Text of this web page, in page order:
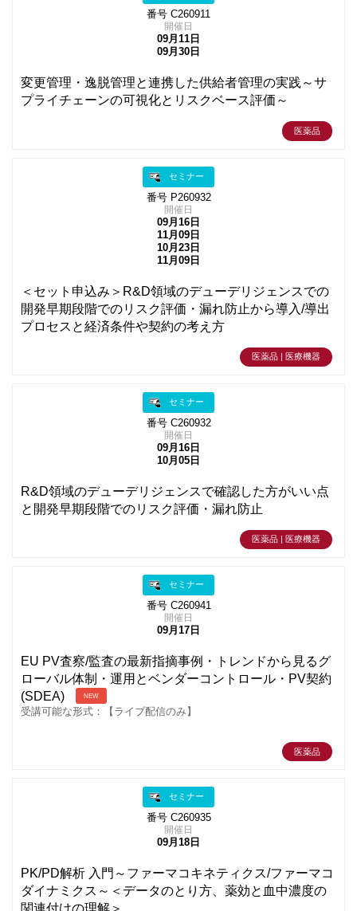
番号 C260911
開催日
09月11日
09月30日
変更管理・逸脱管理と連携した供給者管理の実践～サ
プライチェーンの可視化とリスクベース評価～
医薬品
セミナー
番号 P260932
開催日
09月16日
11月09日
10月23日
11月09日
＜セット申込み＞R&D領域のデューデリジェンスでの
開発早期段階でのリスク評価・漏れ防止から導入/導出
プロセスと経済条件や契約の考え方
医薬品 | 医療機器
セミナー
番号 C260932
開催日
09月16日
10月05日
R&D領域のデューデリジェンスで確認した方がいい点
と開発早期段階でのリスク評価・漏れ防止
医薬品 | 医療機器
セミナー
番号 C260941
開催日
09月17日
EU PV査察/監査の最新指摘事例・トレンドから見るグ
ローバル体制・運用とベンダーコントロール・PV契約
(SDEA)
NEW
受講可能な形式：【ライブ配信のみ】
医薬品
セミナー
番号 C260935
開催日
09月18日
PK/PD解析 入門～ファーマコキネティクス/ファーマコ
ダイナミクス～＜データのとり方、薬効と血中濃度の
関連付けの理解＞